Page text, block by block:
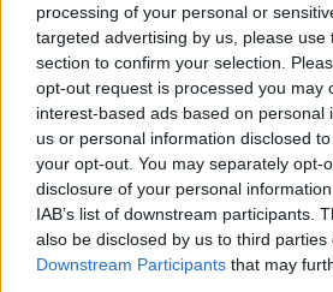
processing of your personal or
targeted advertising by us, please use
section to confirm your selection.
opt-out request is processed you may
interest-based ads based on personal
us or personal information disclosed
your opt-out. You may separately opt-
disclosure of your personal
IAB’s list of downstream participants.
also be disclosed by us to third parties
Downstream Participants that may
07.08.2026 -
Bosch Powertrain s.r.o.
48.400 Kč • náborový bonus 50.000 Kč
okres Jihlava)
07.08.2026 -Specialista pro
Klementa 869, Mladá Boleslav II)
Bosch Powertrain s.r.o.
Kč • náborový bonus 50.000 Kč •
Jihlava)
06.08.2026 -Bosch Powertrain s.r.o. •
týdenní zálohy na mzdu 2.000 Kč
... další nabídky zaměstnání